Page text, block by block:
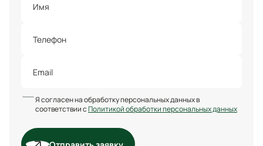
Я согласен на обработку персональных данных в
соответствии сПолитикой обработки персональных данных